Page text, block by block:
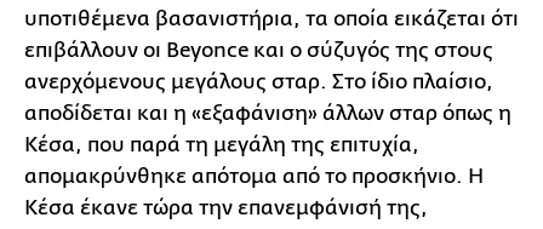
υποτιθέμενα βασανιστήρια, τα οποία εικάζεται ότι
επιβάλλουν οι Beyonce και ο σύζυγός της στους
ανερχόμενους μεγάλους σταρ. Στο ίδιο πλαίσιο,
αποδίδεται και η «εξαφάνιση» άλλων σταρ όπως η
Κέσα, που παρά τη μεγάλη της επιτυχία,
απομακρύνθηκε απότομα από το προσκήνιο. Η
Κέσα έκανε τώρα την επανεμφάνισή της,